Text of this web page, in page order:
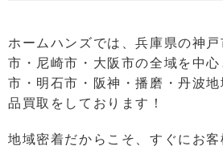
ホームハンズでは、兵庫県の神
市・尼崎市・大阪市の全域を中
市・明石市・阪神・播磨・丹波
品買取をしております！
地域密着だからこそ、すぐにお